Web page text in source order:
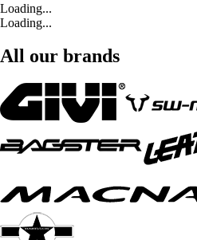
Loading...
Loading...
All our brands